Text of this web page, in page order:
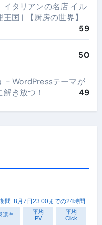
イタリアンの名店 イル
国 | 【厨房の世界】
59
50
- WordPressテーマが
解き放つ！
49